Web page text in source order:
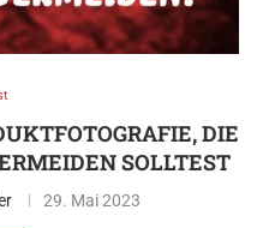
DIE
SOLLTEST
29. Mai 2023